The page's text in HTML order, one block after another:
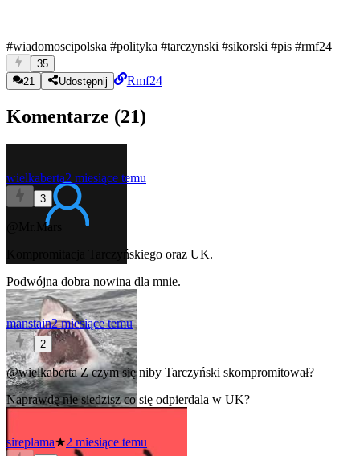
#wiadomoscipolska #polityka #tarczynski #sikorski #pis #rmf24
35
21
Udostępnij Rmf24
Komentarze (21)
wielkaberta2 miesiące temu
3
@Mr.Mars
Kompromitacja Tarczyńskiego oraz UK.
Podwójna dobra nowina dla mnie.
manstain2 miesiące temu
2
@wielkabertaZ czym się niby Tarczyński skompromitował?
Naprawdę nie siedzisz co się odpierdala w UK?
sireplama★2 miesiące temu